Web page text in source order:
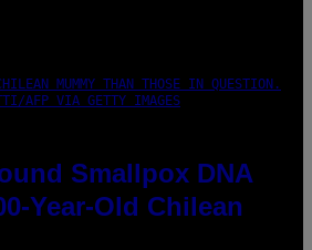
MUMMY THAN THOSE IN QUESTION.
AFP VIA GETTY IMAGES
Smallpox DNA
Year-Old Chilean